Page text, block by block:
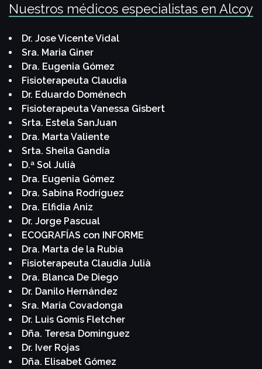
Nuestros médicos especialistas en Alcoy
Dr. Jose Vicente Vidal
Sra. Maria Giner
Dra. Eugenia Gómez
Fisioterapeuta Claudia
Dr. Eduardo Doménech
Fisioterapeuta Vanessa Gisbert
Srta. Estela SanJuan
Dra. Marta Valiente
Srta. Sheila Gandía
D.ª Sol Julià
Dra. Eugenia Gómez
Dra. Sabina Rodríguez
Dra. Elfidia Aniz
Dr. Jorge Pascual
ECOGRAFÍAS con INFORME
Dra. Marta de la Rubia
Fisioterapeuta Claudia Julià
Dra. Blanca De Diego
Dr. Danilo Hernández
Sra. Maria Covadonga
Dr. Luis Gomis Fletcher
Dña. Teresa Dominguez
Dr. Iver Rojas
Dña. Elisabet Gómez